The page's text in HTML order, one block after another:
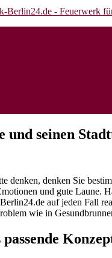
seinen
denken, denken Sie
und gute Laune.
auf jeden Fall
wie in